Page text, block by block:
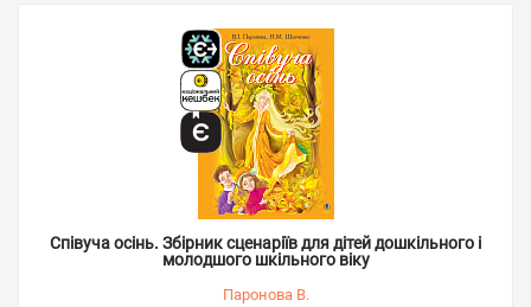
Співуча осінь. Збірник сценаріїв для дітей дошкільного і
молодшого шкільного віку
Паронова В.